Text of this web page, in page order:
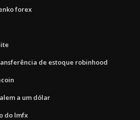
forex
de estoque robinhood
a um dólar
do lmfx